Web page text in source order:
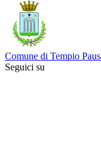
Comune di Tempio
Seguici su